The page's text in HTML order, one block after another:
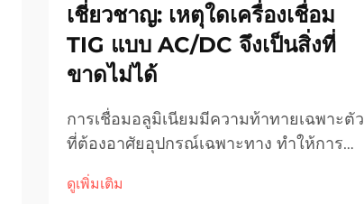
เชี่ยวชาญ: เหตุใดเครื่องเชื่อม
TIG แบบ AC/DC จึงเป็นสิ่งที่
ขาดไม่ได้
การเชื่อมอลูมิเนียมมีความท้าทายเฉพาะตัว
ที่ต้องอาศัยอุปกรณ์เฉพาะทาง ทำให้การ
ต่อการบรรลุผลลัพธ์ระดับมืออาชีพ
ดูเพิ่มเติม